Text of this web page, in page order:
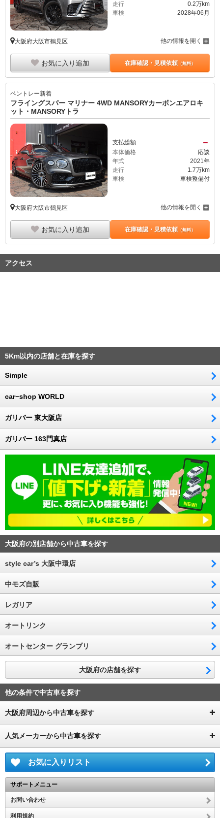
走行
0.2万km
車検
2028年06月
大阪府大阪市鶴見区 他の情報を開く
お気に入り追加 在庫確認・見積依頼（無料）
ベントレー新着
フライングスパー マリナー 4WD MANSORYカーボンエアロキ
ット・MANSORYトラ
支払総額 －
本体価格
応談
年式
2021年
走行
1.7万km
車検
車検整備付
大阪府大阪市鶴見区 他の情報を開く
お気に入り追加 在庫確認・見積依頼（無料）
アクセス
5Km以内の店舗と在庫を探す
Simple
car−shop WORLD
ガリバー 東大阪店
ガリバー 163門真店
大阪府の別店舗から中古車を探す
style car’s 大阪中環店
中モズ自販
レガリア
オートリンク
オートセンター グランプリ
大阪府の店舗を探す
他の条件で中古車を探す
大阪府周辺から中古車を探す
人気メーカーから中古車を探す
お気に入りリスト
サポートメニュー
お問い合わせ
利用規約